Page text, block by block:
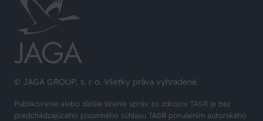
© JAGA GROUP, s. r. o. Všetky práva vyhradené.
Publikovanie alebo ďalšie šírenie správ zo zdrojov TASR je bez
predchádzajúceho písomného súhlasu TASR porušením autorského